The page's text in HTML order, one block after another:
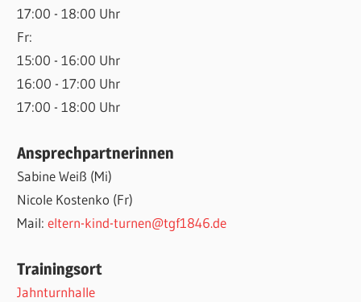
17:00 - 18:00 Uhr
Fr:
15:00 - 16:00 Uhr
16:00 - 17:00 Uhr
17:00 - 18:00 Uhr
Ansprechpartnerinnen
Sabine Weiß (Mi)
Nicole Kostenko (Fr)
Mail:eltern-kind-turnen@tgf1846.de
Trainingsort
Jahnturnhalle